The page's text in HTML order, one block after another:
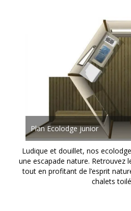
Plan Ecolodge junior
Ludique et douillet, nos
une escapade nature. Retrouvez
tout en profitant de l’esprit
chalets